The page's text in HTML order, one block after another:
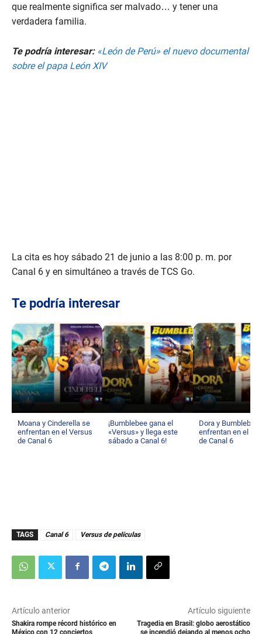
que realmente significa ser malvado… y tener una
verdadera familia.
Te podría interesar: «León de Perú» el nuevo documental
sobre el papa León XIV
La cita es hoy sábado 21 de junio a las 8:00 p. m. por
Canal 6 y en simultáneo a través de TCS Go.
Te podría interesar
Moana y Cinderella se
enfrentan en el Versus
de Canal 6
¡Bumblebee gana el
«Versus» y llega este
sábado a Canal 6!
Dora y Bumblebee
enfrentan en el
de Canal 6
TAGS Canal 6 Versus de películas
Artículo anterior
Shakira rompe récord histórico en
México con 12 conciertos
Artículo siguiente
Tragedia en Brasil: globo aerostático
se incendió dejando al menos ocho